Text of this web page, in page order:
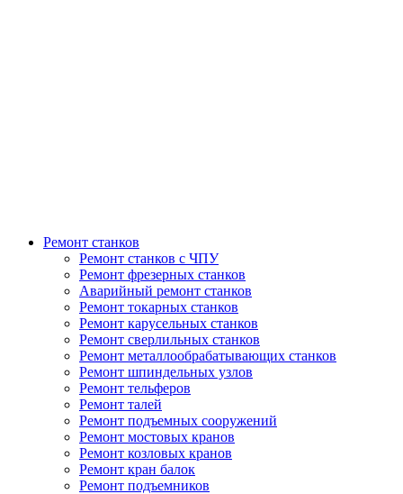
Ремонт станков
Ремонт станков с ЧПУ
Ремонт фрезерных станков
Аварийный ремонт станков
Ремонт токарных станков
Ремонт карусельных станков
Ремонт сверлильных станков
Ремонт металлообрабатывающих станков
Ремонт шпиндельных узлов
Ремонт тельферов
Ремонт талей
Ремонт подъемных сооружений
Ремонт мостовых кранов
Ремонт козловых кранов
Ремонт кран балок
Ремонт подъемников